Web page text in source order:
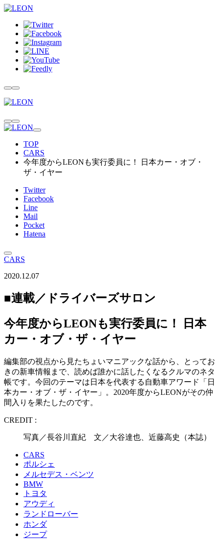
TOP
CARS
今年度からLEONも実行委員に！ 日本カー・オブ・
ザ・イヤー
Twitter
Facebook
Line
Mail
Pocket
Hatena
CARS
2020.12.07
■連載／ドライバーズサロン
今年度からLEONも実行委員に！ 日本
カー・オブ・ザ・イヤー
編集部の視点から見たちょいマニアックな話から、とってお
きの新車情報まで、読めば誰かに話したくなるクルマのネタ
帳です。今回のテーマは日本を代表する自動車アワード「日
本カー・オブ・ザ・イヤー」。2020年度からLEONがその仲
間入りを果たしたのです。
CREDIT :
写真／長谷川直紀 文／大谷達也、近藤高史（本誌）
CARS
ポルシェ
メルセデス・ベンツ
BMW
トヨタ
アウディ
ランドローバー
ホンダ
ジープ